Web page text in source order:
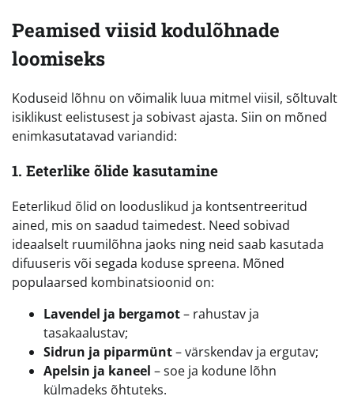
Peamised viisid kodulõhnade
loomiseks
Koduseid lõhnu on võimalik luua mitmel viisil, sõltuvalt
isiklikust eelistusest ja sobivast ajasta. Siin on mõned
enimkasutatavad variandid:
1. Eeterlike õlide kasutamine
Eeterlikud õlid on looduslikud ja kontsentreeritud
ained, mis on saadud taimedest. Need sobivad
ideaalselt ruumilõhna jaoks ning neid saab kasutada
difuuseris või segada koduse spreena. Mõned
populaarsed kombinatsioonid on:
Lavendel ja bergamot– rahustav ja
tasakaalustav;
Sidrun ja piparmünt– värskendav ja ergutav;
Apelsin ja kaneel – soe ja kodune lõhn
külmadeks õhtuteks.